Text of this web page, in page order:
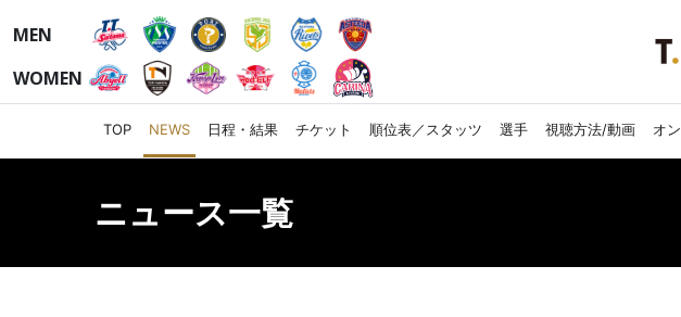
MEN
WOMEN
TOP NEWS 日程・結果 チケット 順位表／スタッツ 選手 視聴方法/動画 オ
ニュース一覧